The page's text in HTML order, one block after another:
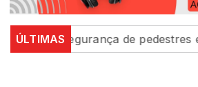
ÚLTIMASsegurança de pedestres e